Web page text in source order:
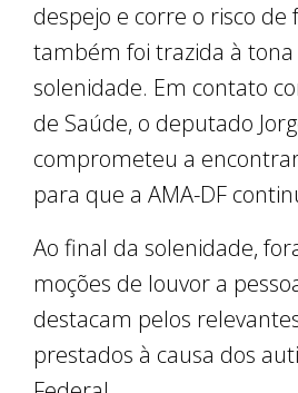
despejo e corre o risco de
também foi trazida à
solenidade. Em contato
de Saúde, o deputado
comprometeu a
para que a AMA-DF
Ao final da solenidade,
moções de louvor a
destacam pelos
prestados à causa dos